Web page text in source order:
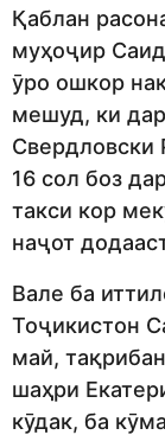
Қаблан
муҳоҷир
ӯро ошкор
мешуд, ки
Свердловски
16 сол боз
такси кор
наҷот
Вале ба
Тоҷикистон
май,
шаҳри
кӯдак, ба